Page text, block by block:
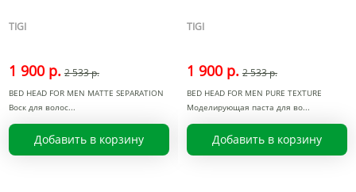
TIGI
1 900 р. 2 533 р.
BED HEAD FOR MEN MATTE SEPARATION
Воск для волос
Добавить в корзину
TIGI
1 900 р. 2 533 р.
BED HEAD FOR MEN PURE TEXTURE
Моделирующая паста для во
Добавить в корзину